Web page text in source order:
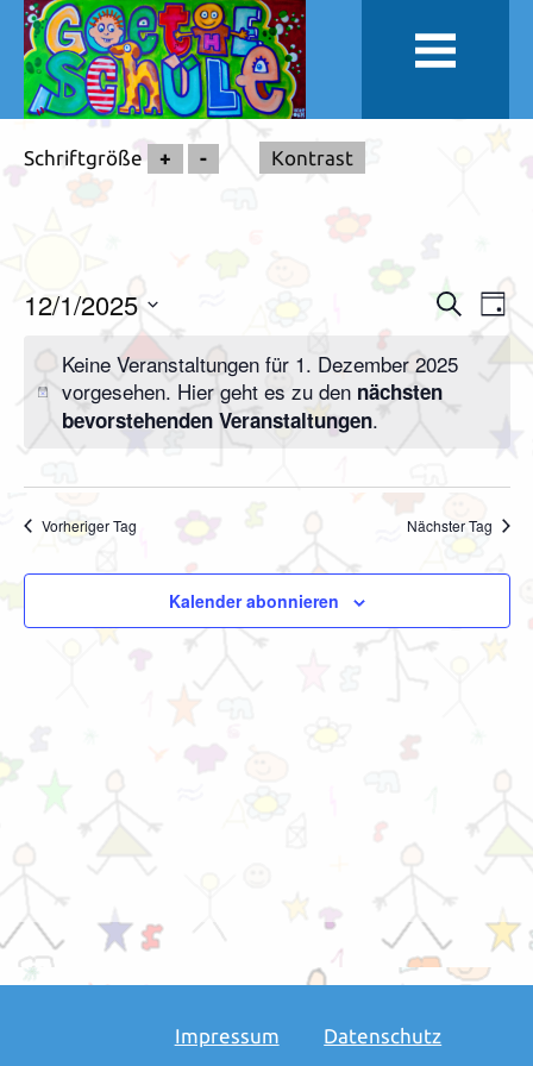
Schriftgröße + - Kontrast
Suche
und
Ansichten,
Suche
Tag
12/1/2025
wählen.Keine Veranstaltungen für 1. Dezember 2025
vorgesehen. Hier geht es zu den nächsten
bevorstehenden Veranstaltungen.
Vorheriger Tag Nächster Tag
Kalender abonnieren
Impressum Datenschutz